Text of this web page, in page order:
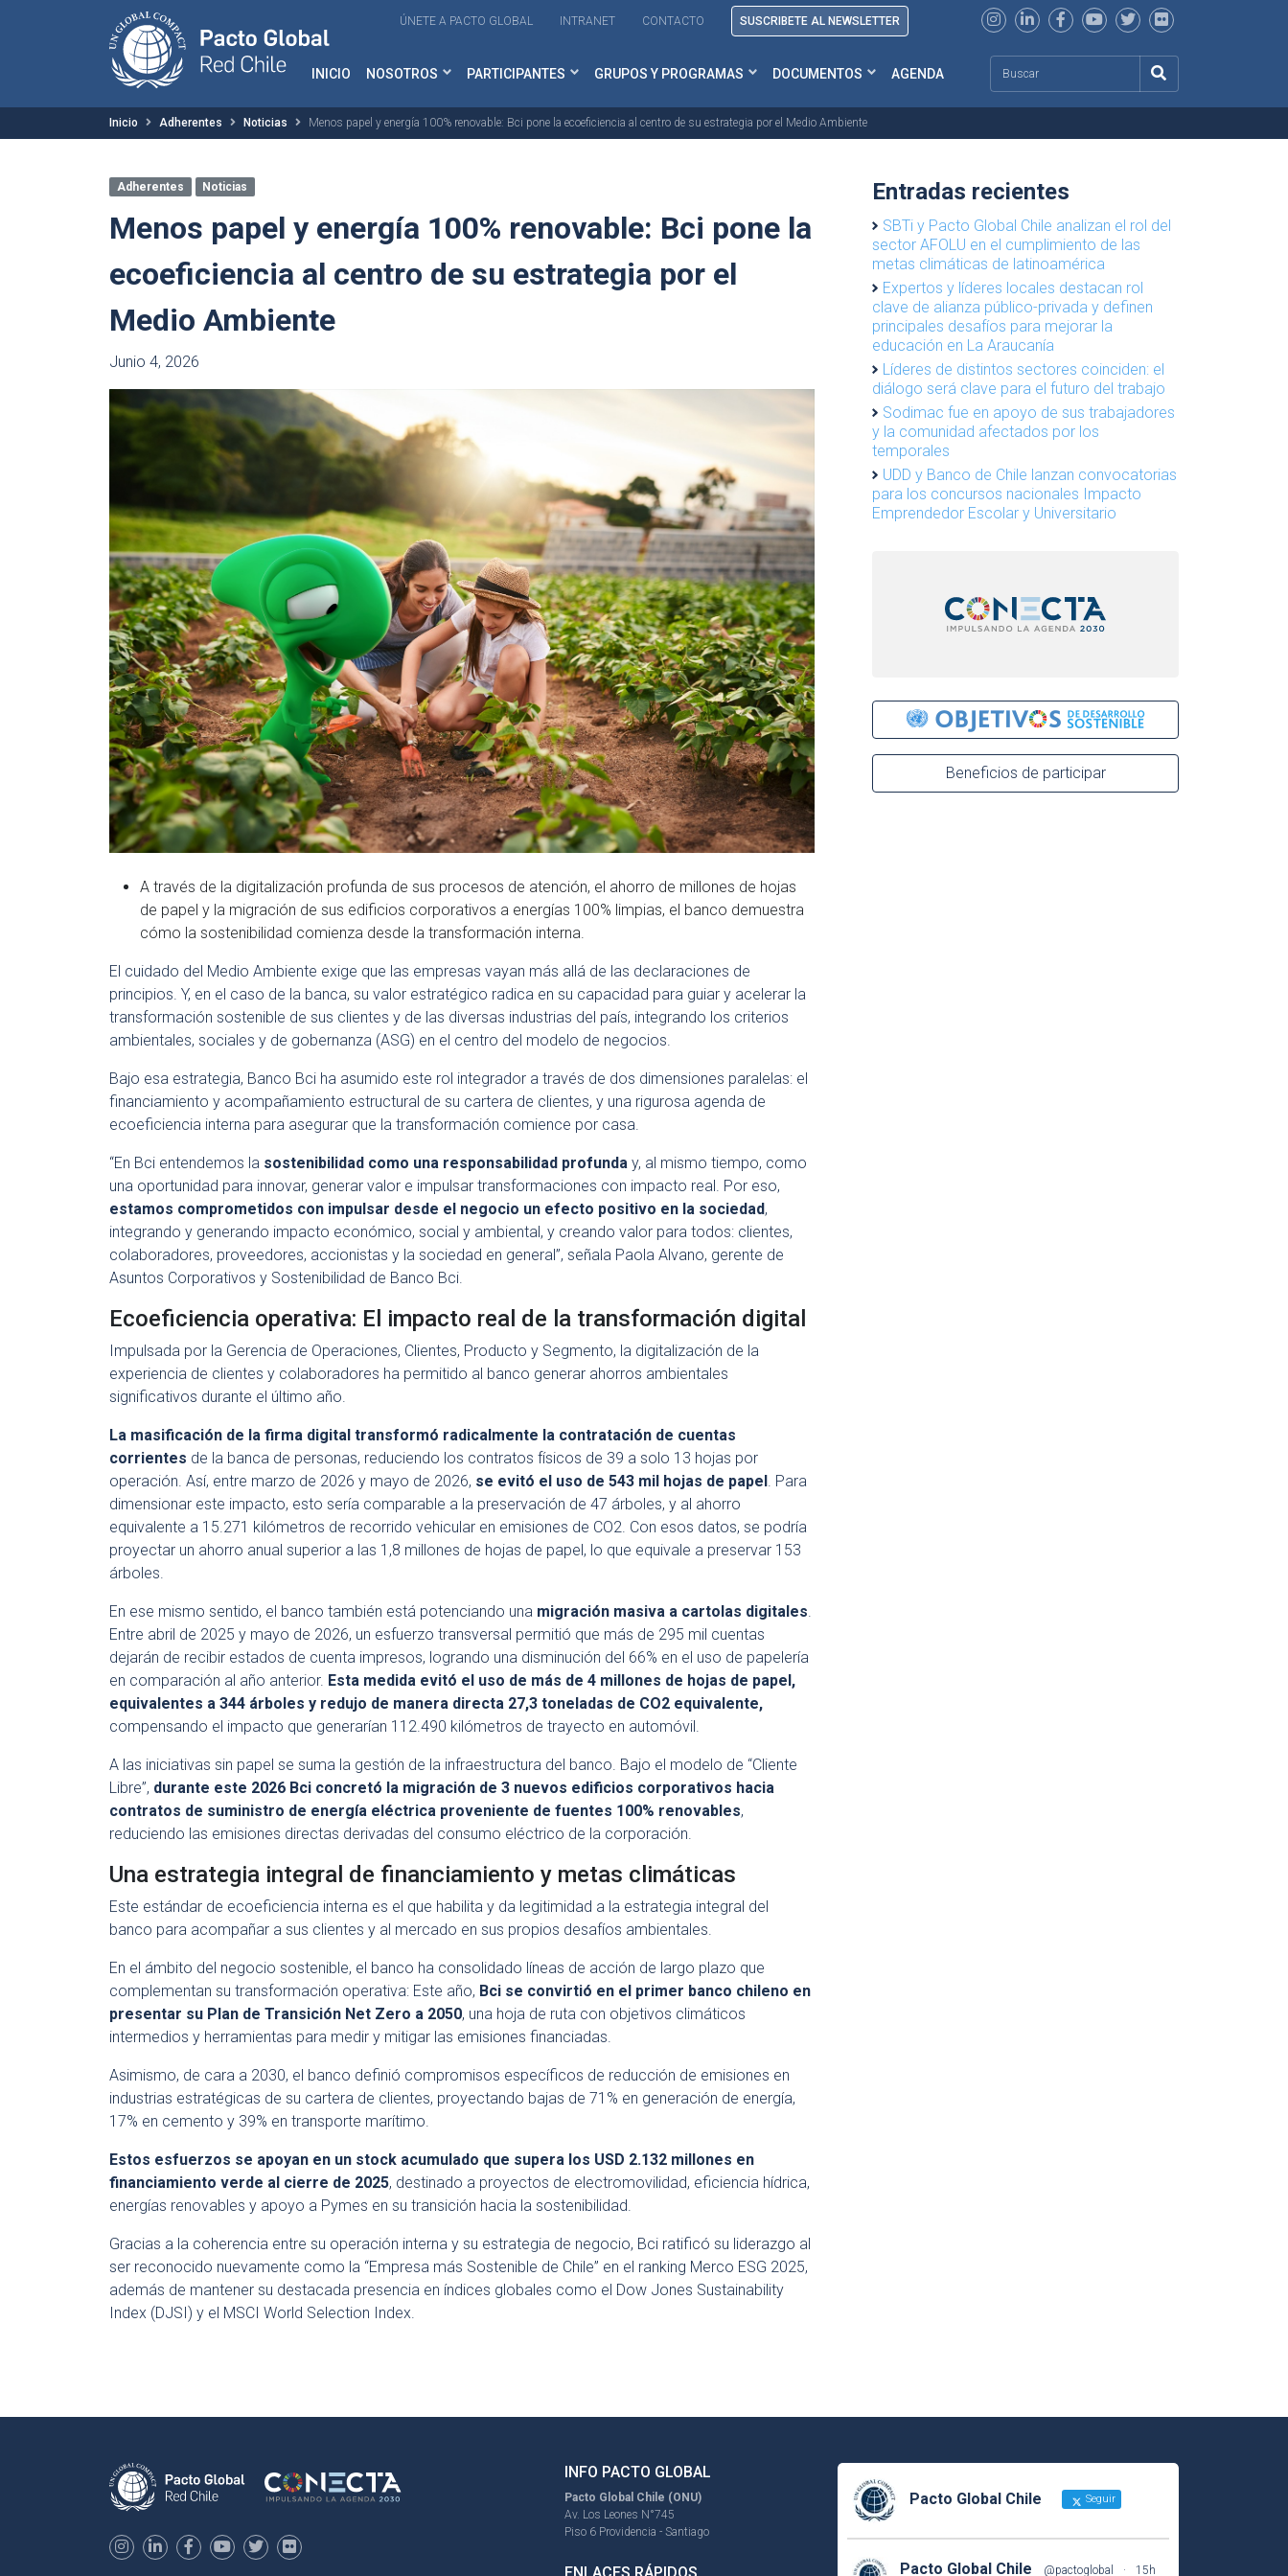
ÚNETE A PACTO GLOBAL INTRANET CONTACTO SUSCRIBETE AL NEWSLETTER
INICIO NOSOTROS PARTICIPANTES GRUPOS Y PROGRAMAS DOCUMENTOS AGENDA
Inicio Adherentes Noticias Menos papel y energía 100% renovable: Bci pone la ecoeficiencia al centro de su estrategia por el Medio Ambiente
Adherentes Noticias
Menos papel y energía 100% renovable: Bci pone la
ecoeficiencia al centro de su estrategia por el
Medio Ambiente
Junio 4, 2026
A través de la digitalización profunda de sus procesos de atención, el ahorro de millones de hojas
de papel y la migración de sus edificios corporativos a energías 100% limpias, el banco demuestra
cómo la sostenibilidad comienza desde la transformación interna.
El cuidado del Medio Ambiente exige que las empresas vayan más allá de las declaraciones de
principios. Y, en el caso de la banca, su valor estratégico radica en su capacidad para guiar y acelerar la
transformación sostenible de sus clientes y de las diversas industrias del país, integrando los criterios
ambientales, sociales y de gobernanza (ASG) en el centro del modelo de negocios.
Bajo esa estrategia, Banco Bci ha asumido este rol integrador a través de dos dimensiones paralelas: el
financiamiento y acompañamiento estructural de su cartera de clientes, y una rigurosa agenda de
ecoeficiencia interna para asegurar que la transformación comience por casa.
“En Bci entendemos la sostenibilidad como una responsabilidad profunda y, al mismo tiempo, como
una oportunidad para innovar, generar valor e impulsar transformaciones con impacto real. Por eso,
estamos comprometidos con impulsar desde el negocio un efecto positivo en la sociedad,
integrando y generando impacto económico, social y ambiental, y creando valor para todos: clientes,
colaboradores, proveedores, accionistas y la sociedad en general”, señala Paola Alvano, gerente de
Asuntos Corporativos y Sostenibilidad de Banco Bci.
Ecoeficiencia operativa: El impacto real de la transformación digital
Impulsada por la Gerencia de Operaciones, Clientes, Producto y Segmento, la digitalización de la
experiencia de clientes y colaboradores ha permitido al banco generar ahorros ambientales
significativos durante el último año.
La masificación de la firma digital transformó radicalmente la contratación de cuentas
corrientes de la banca de personas, reduciendo los contratos físicos de 39 a solo 13 hojas por
operación. Así, entre marzo de 2026 y mayo de 2026, se evitó el uso de 543 mil hojas de papel . Para
dimensionar este impacto, esto sería comparable a la preservación de 47 árboles, y al ahorro
equivalente a 15.271 kilómetros de recorrido vehicular en emisiones de CO2. Con esos datos, se podría
proyectar un ahorro anual superior a las 1,8 millones de hojas de papel, lo que equivale a preservar 153
árboles.
En ese mismo sentido, el banco también está potenciando una migración masiva a cartolas digitales.
Entre abril de 2025 y mayo de 2026, un esfuerzo transversal permitió que más de 295 mil cuentas
dejarán de recibir estados de cuenta impresos, logrando una disminución del 66% en el uso de papelería
en comparación al año anterior. Esta medida evitó el uso de más de 4 millones de hojas de papel,
equivalentes a 344 árboles y redujo de manera directa 27,3 toneladas de CO2 equivalente,
compensando el impacto que generarían 112.490 kilómetros de trayecto en automóvil.
A las iniciativas sin papel se suma la gestión de la infraestructura del banco. Bajo el modelo de “Cliente
Libre”, durante este 2026 Bci concretó la migración de 3 nuevos edificios corporativos hacia
contratos de suministro de energía eléctrica proveniente de fuentes 100% renovables,
reduciendo las emisiones directas derivadas del consumo eléctrico de la corporación.
Una estrategia integral de financiamiento y metas climáticas
Este estándar de ecoeficiencia interna es el que habilita y da legitimidad a la estrategia integral del
banco para acompañar a sus clientes y al mercado en sus propios desafíos ambientales.
En el ámbito del negocio sostenible, el banco ha consolidado líneas de acción de largo plazo que
complementan su transformación operativa: Este año, Bci se convirtió en el primer banco chileno en
presentar su Plan de Transición Net Zero a 2050, una hoja de ruta con objetivos climáticos
intermedios y herramientas para medir y mitigar las emisiones financiadas.
Asimismo, de cara a 2030, el banco definió compromisos específicos de reducción de emisiones en
industrias estratégicas de su cartera de clientes, proyectando bajas de 71% en generación de energía,
17% en cemento y 39% en transporte marítimo.
Estos esfuerzos se apoyan en un stock acumulado que supera los USD 2.132 millones en
financiamiento verde al cierre de 2025, destinado a proyectos de electromovilidad, eficiencia hídrica,
energías renovables y apoyo a Pymes en su transición hacia la sostenibilidad.
Gracias a la coherencia entre su operación interna y su estrategia de negocio, Bci ratificó su liderazgo al
ser reconocido nuevamente como la “Empresa más Sostenible de Chile” en el ranking Merco ESG 2025,
además de mantener su destacada presencia en índices globales como el Dow Jones Sustainability
Index (DJSI) y el MSCI World Selection Index.
Entradas recientes
SBTi y Pacto Global Chile analizan el rol del
sector AFOLU en el cumplimiento de las
metas climáticas de latinoamérica
Expertos y líderes locales destacan rol
clave de alianza público-privada y definen
principales desafíos para mejorar la
educación en La Araucanía
Líderes de distintos sectores coinciden: el
diálogo será clave para el futuro del trabajo
Sodimac fue en apoyo de sus trabajadores
y la comunidad afectados por los
temporales
UDD y Banco de Chile lanzan convocatorias
para los concursos nacionales Impacto
Emprendedor Escolar y Universitario
Beneficios de participar
INFO PACTO GLOBAL
Pacto Global Chile (ONU)
Av. Los Leones N°745
Piso 6 Providencia - Santiago
Pacto Global Chile Seguir
Pacto Global Chile @pactoglobal · 15h